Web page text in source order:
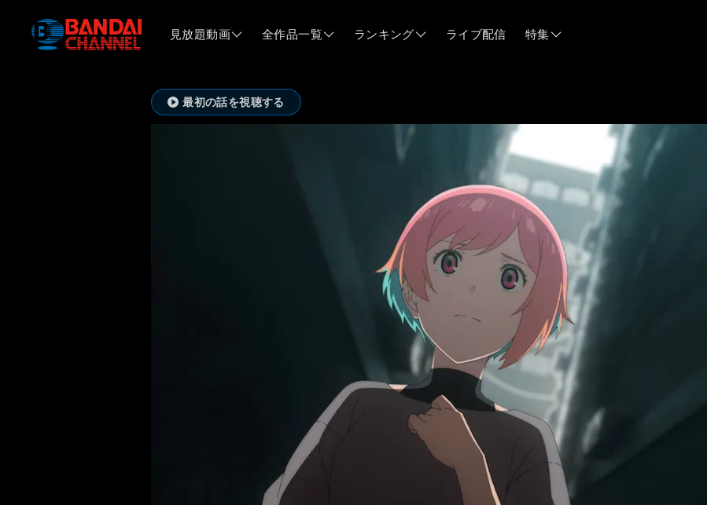
見放題動画 全作品一覧 ランキング ライブ配信 特集
06/03
最初の話を視聴する